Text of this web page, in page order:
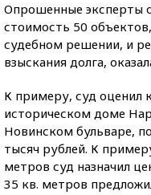
Опрошенные эксперты
стоимость 50
судебном решении, и
взыскания долга,
К примеру, суд оценил
историческом доме
Новинском бульваре,
тысяч рублей. К
метров суд назначил
35 кв. метров